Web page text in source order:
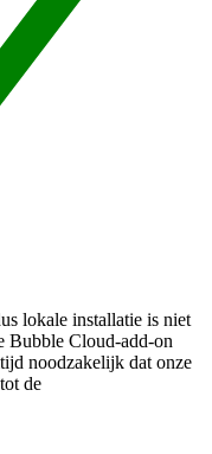
lokale installatie is niet
Bubble Cloud-add-on
noodzakelijk dat onze
de